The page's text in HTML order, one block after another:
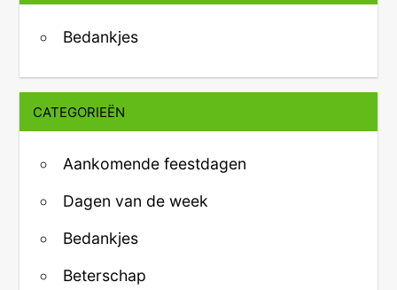
Bedankjes
CATEGORIEËN
Aankomende feestdagen
Dagen van de week
Bedankjes
Beterschap